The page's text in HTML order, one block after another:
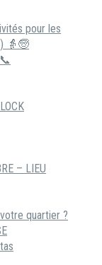
pour les
👵🧓
– LIEU
quartier ?